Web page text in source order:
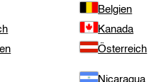
Belgien
Kanada
Österreich
Nicaragua